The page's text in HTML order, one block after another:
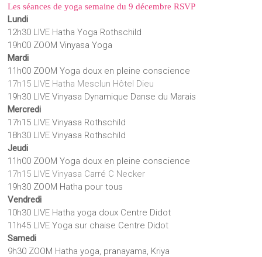
Les séances de yoga semaine du 9 décembre RSVP
Lundi
12h30 LIVE Hatha Yoga Rothschild
19h00 ZOOM Vinyasa Yoga
Mardi
11h00 ZOOM Yoga doux en pleine conscience
17h15 LIVE Hatha Mesclun Hôtel Dieu
19h30 LIVE Vinyasa Dynamique Danse du Marais
Mercredi
17h15 LIVE Vinyasa Rothschild
18h30 LIVE Vinyasa Rothschild
Jeudi
11h00 ZOOM Yoga doux en pleine conscience
17h15 LIVE Vinyasa Carré C Necker
19h30 ZOOM Hatha pour tous
Vendredi
10h30 LIVE Hatha yoga doux Centre Didot
11h45 LIVE Yoga sur chaise Centre Didot
Samedi
9h30 ZOOM Hatha yoga, pranayama, Kriya